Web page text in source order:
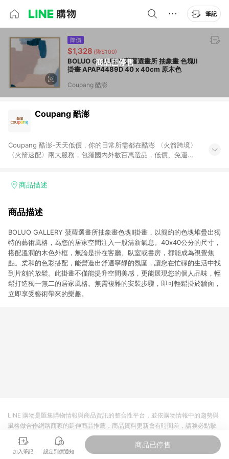
筆記
商品已停售
降價
$1,328 (降$100)
BOLUO GALLERY 菠蘿選畫所 抽象畫 色塊II
掛畫 APAP4489D 40 x 40cm 原木色
Coupang 酷澎
Coupang 酷澎
Coupang 酷澎-天天低價，你的日常所需都在酷澎 〈火箭跨境〉
〈火箭速配〉兩大服務，包羅國內外數百萬選品，低價、免運，
加入WOW會員告別湊免運，火箭速配、火箭跨境優質選品不限金
商品描述
商品描述
BOLUO GALLERY 菠蘿選畫所抽象畫色塊II掛畫，以簡約的色塊堆疊出獨
特的藝術風格，為您的居家空間注入一股清新氣息。40x40公分的尺寸，
搭配溫潤的木色外框，無論是掛在客廳、臥室或書房，都能成為視覺焦
點。柔和的色彩搭配，能營造出舒適寧靜的氛圍，讓您在忙碌的生活中找
到片刻的放鬆。此掛畫不僅能提升空間美感，更能展現您的個人品味，輕
鬆打造獨一無二的居家風格。無需複雜的安裝步驟，即可輕鬆掛於牆面，
立即享受藝術帶來的樂趣。
加入筆記 設定到價通知
商品已停售
LINE 購物是匯集購物情報與商品資訊的整合性平台，並依購物情報中的趨勢與
風格做合作網路商家的延伸商品推薦，商品資料更新會有時間差，請務必點擊
商品至各合作網路商家，確認現售價與購物條件，一切資訊以合作廠商網頁為
準。